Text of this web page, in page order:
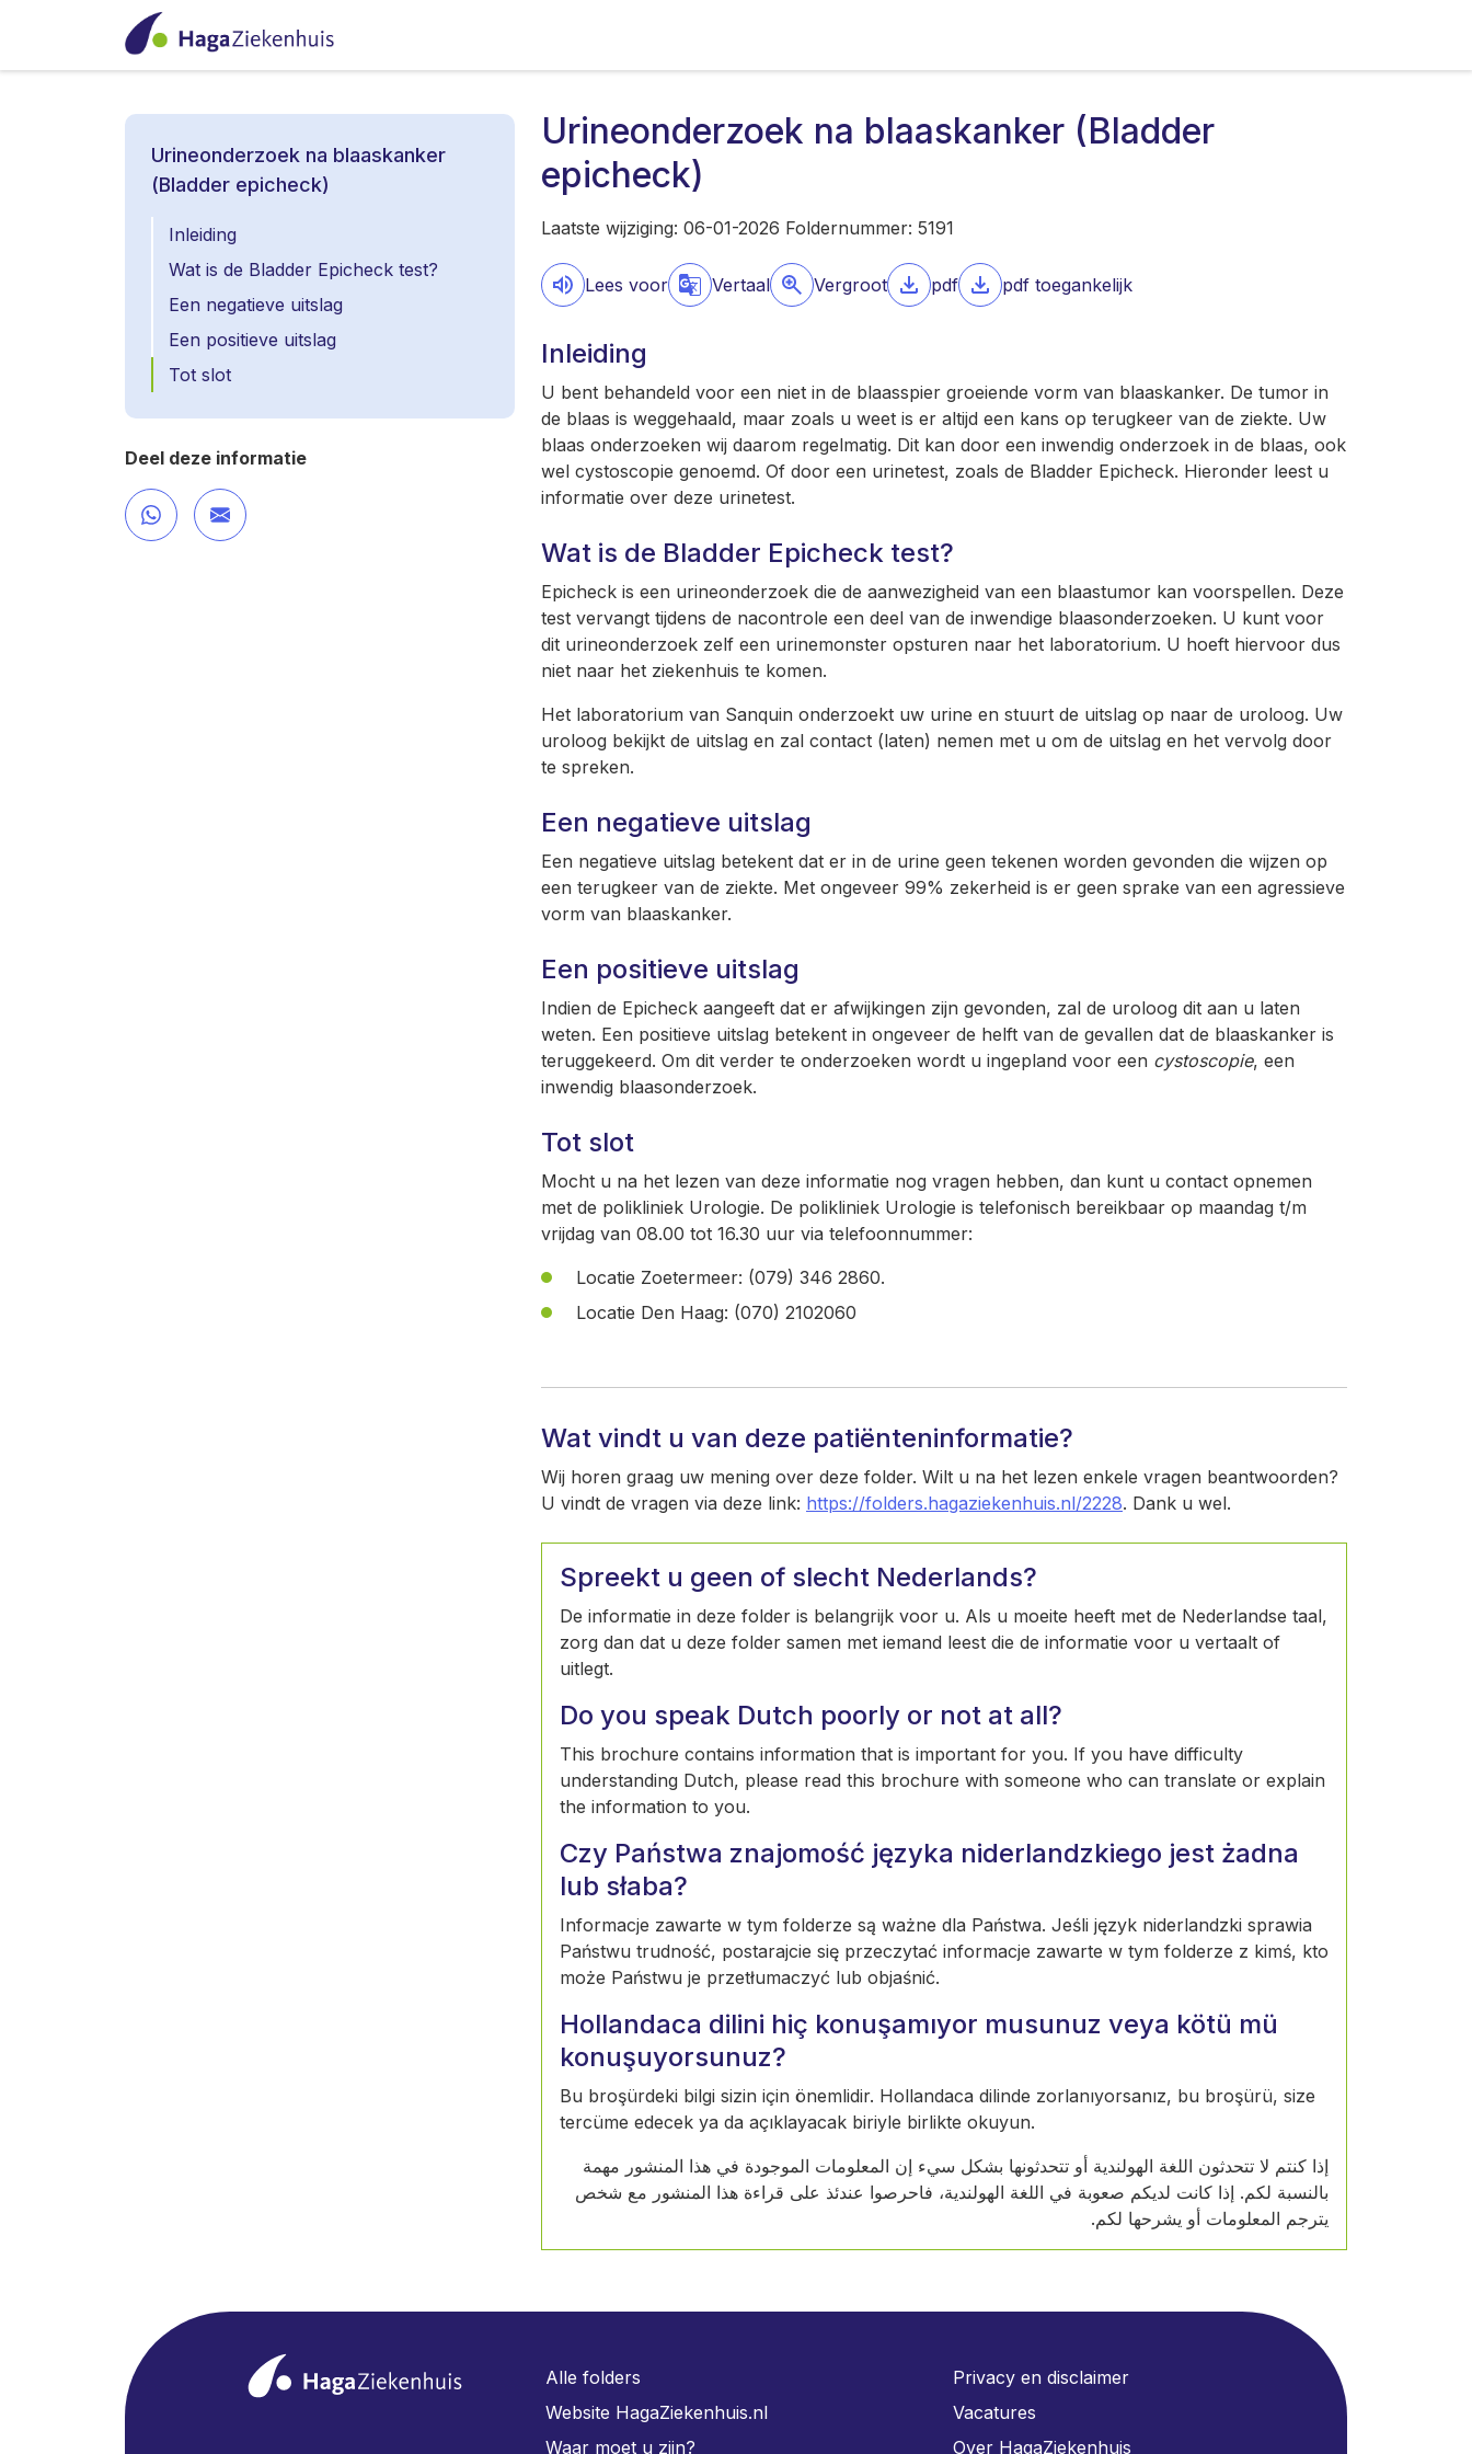
Urineonderzoek na blaaskanker
(Bladder epicheck)
Inleiding
Wat is de Bladder Epicheck test?
Een negatieve uitslag
Een positieve uitslag
Tot slot
Deel deze informatie
Urineonderzoek na blaaskanker (Bladder
epicheck)
Laatste wijziging: 06-01-2026 Foldernummer: 5191
Lees voor Vertaal Vergroot pdf pdf toegankelijk
Inleiding
U bent behandeld voor een niet in de blaasspier groeiende vorm van blaaskanker. De tumor in
de blaas is weggehaald, maar zoals u weet is er altijd een kans op terugkeer van de ziekte. Uw
blaas onderzoeken wij daarom regelmatig. Dit kan door een inwendig onderzoek in de blaas, ook
wel cystoscopie genoemd. Of door een urinetest, zoals de Bladder Epicheck. Hieronder leest u
informatie over deze urinetest.
Wat is de Bladder Epicheck test?
Epicheck is een urineonderzoek die de aanwezigheid van een blaastumor kan voorspellen. Deze
test vervangt tijdens de nacontrole een deel van de inwendige blaasonderzoeken. U kunt voor
dit urineonderzoek zelf een urinemonster opsturen naar het laboratorium. U hoeft hiervoor dus
niet naar het ziekenhuis te komen.
Het laboratorium van Sanquin onderzoekt uw urine en stuurt de uitslag op naar de uroloog. Uw
uroloog bekijkt de uitslag en zal contact (laten) nemen met u om de uitslag en het vervolg door
te spreken.
Een negatieve uitslag
Een negatieve uitslag betekent dat er in de urine geen tekenen worden gevonden die wijzen op
een terugkeer van de ziekte. Met ongeveer 99% zekerheid is er geen sprake van een agressieve
vorm van blaaskanker.
Een positieve uitslag
Indien de Epicheck aangeeft dat er afwijkingen zijn gevonden, zal de uroloog dit aan u laten
weten. Een positieve uitslag betekent in ongeveer de helft van de gevallen dat de blaaskanker is
teruggekeerd. Om dit verder te onderzoeken wordt u ingepland voor een cystoscopie, een
inwendig blaasonderzoek.
Tot slot
Mocht u na het lezen van deze informatie nog vragen hebben, dan kunt u contact opnemen
met de polikliniek Urologie. De polikliniek Urologie is telefonisch bereikbaar op maandag t/m
vrijdag van 08.00 tot 16.30 uur via telefoonnummer:
Locatie Zoetermeer: (079) 346 2860.
Locatie Den Haag: (070) 2102060
Wat vindt u van deze patiënteninformatie?
Wij horen graag uw mening over deze folder. Wilt u na het lezen enkele vragen beantwoorden?
U vindt de vragen via deze link: https://folders.hagaziekenhuis.nl/2228. Dank u wel.
Spreekt u geen of slecht Nederlands?
De informatie in deze folder is belangrijk voor u. Als u moeite heeft met de Nederlandse taal,
zorg dan dat u deze folder samen met iemand leest die de informatie voor u vertaalt of
uitlegt.
Do you speak Dutch poorly or not at all?
This brochure contains information that is important for you. If you have difficulty
understanding Dutch, please read this brochure with someone who can translate or explain
the information to you.
Czy Państwa znajomość języka niderlandzkiego jest żadna
lub słaba?
Informacje zawarte w tym folderze są ważne dla Państwa. Jeśli język niderlandzki sprawia
Państwu trudność, postarajcie się przeczytać informacje zawarte w tym folderze z kimś, kto
może Państwu je przetłumaczyć lub objaśnić.
Hollandaca dilini hiç konuşamıyor musunuz veya kötü mü
konuşuyorsunuz?
Bu broşürdeki bilgi sizin için önemlidir. Hollandaca dilinde zorlanıyorsanız, bu broşürü, size
tercüme edecek ya da açıklayacak biriyle birlikte okuyun.
إذا كنتم لا تتحدثون اللغة الهولندية أو تتحدثونها بشكل سيء إن المعلومات الموجودة في هذا المنشور مهمة
بالنسبة لكم. إذا كانت لديكم صعوبة في اللغة الهولندية، فاحرصوا عندئذ على قراءة هذا المنشور مع شخص
يترجم المعلومات أو يشرحها لكم.
Alle folders
Website HagaZiekenhuis.nl
Waar moet u zijn?
Privacy en disclaimer
Vacatures
Over HagaZiekenhuis